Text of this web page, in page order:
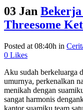
03 Jan
Threesome
Posted at 08:40h in
0 Likes
Aku sudah berkeluarga
umurnya, perkenalkan
menikah dengan
sangat harmonis
kantor suamiku team